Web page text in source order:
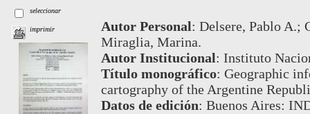
seleccionar
imprimir Autor Personal: Delsere, Pablo A.;
Miraglia, Marina.
Autor Institucional: Instituto
Título monográfico: Geographic
cartography of the Argentine
Datos de edición: Buenos Aires: